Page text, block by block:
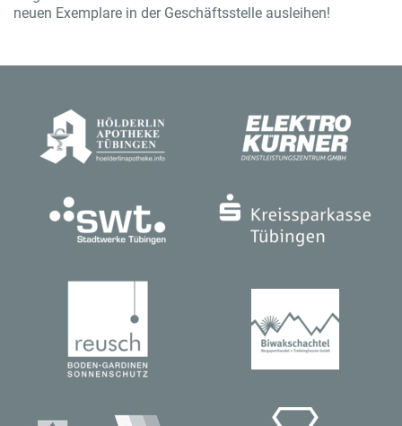
neuen Exemplare in der Geschäftsstelle ausleihen!